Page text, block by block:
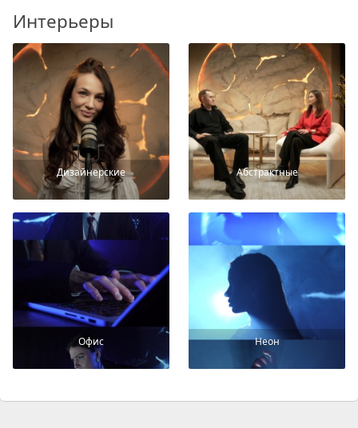
Интерьеры
Дизайнерские Абстрактные
Офис Неон